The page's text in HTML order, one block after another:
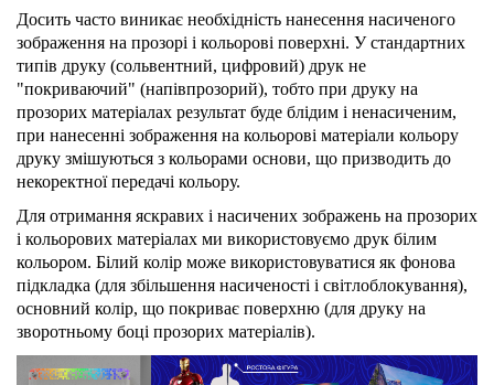
Досить часто виникає необхідність нанесення насиченого
зображення на прозорі і кольорові поверхні. У стандартних
типів друку (сольвентний, цифровий) друк не
"покриваючий" (напівпрозорий), тобто при друку на
прозорих матеріалах результат буде блідим і ненасиченим,
при нанесенні зображення на кольорові матеріали кольору
друку змішуються з кольорами основи, що призводить до
некоректної передачі кольору.
Для отримання яскравих і насичених зображень на прозорих
і кольорових матеріалах ми використовуємо друк білим
кольором. Білий колір може використовуватися як фонова
підкладка (для збільшення насиченості і світлоблокування),
основний колір, що покриває поверхню (для друку на
зворотньому боці прозорих матеріалів).